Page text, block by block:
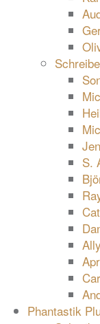
S.
Phantastik